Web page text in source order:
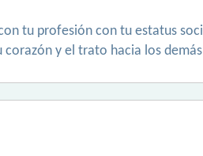
tu profesión con tu estatus
y el trato hacia los demás